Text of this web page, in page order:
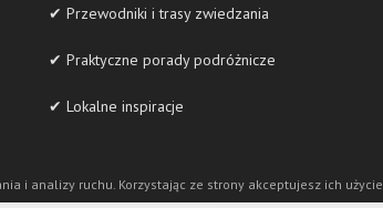
✔ Przewodniki i trasy zwiedzania
✔ Praktyczne porady podróżnicze
✔ Lokalne inspiracje
i analizy ruchu. Korzystając ze strony akceptujesz ich użycie.